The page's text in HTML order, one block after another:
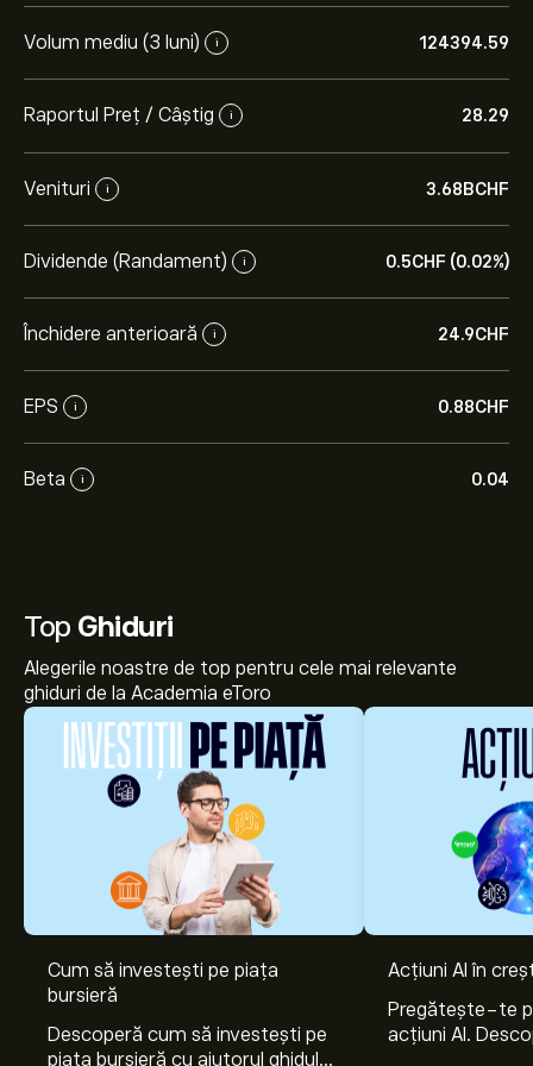
Volum mediu (3 luni) i 124394.59
Raportul Preț / Câștig i 28.29
Venituri i 3.68B‎CHF‎
Dividende (Randament) i 0.5‎CHF‎ (0.02%)
Închidere anterioară i 24.9‎CHF‎
EPS i 0.88‎CHF‎
Beta i 0.04
Top Ghiduri
Alegerile noastre de top pentru cele mai relevante
ghiduri de la Academia eToro
Cum să investești pe piața
bursieră
Descoperă cum să investești pe
piața bursieră cu ajutorul ghidului
Acțiuni AI în
Pregătește-te
acțiuni AI.
Prețul actual al acțiunilor SRAIL.ZU este 25.00‎CHF‎.
Prețul țintă mediu pentru acțiunile Stadler Rail AG este